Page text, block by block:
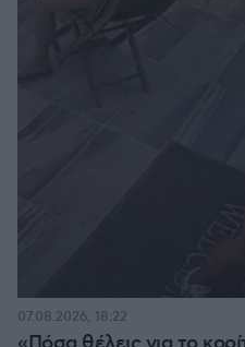
07.08.2026, 18:22